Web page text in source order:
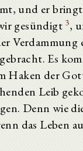
und er
gesündigt 3,
Verdammung
Es
Haken der
Leib
Denn wie
das Leben